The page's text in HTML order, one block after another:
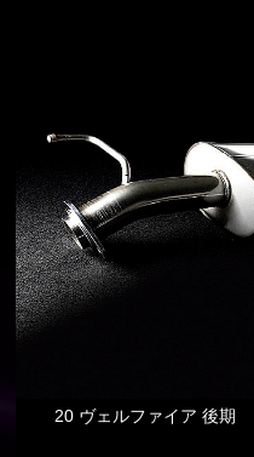
20 ヴェルファイア 後期